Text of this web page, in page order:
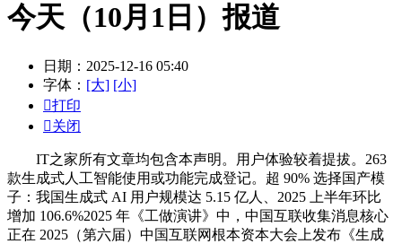
今天（10月1日）报道
日期：2025-12-16 05:40
字体： [大] [小]
打印
关闭
IT之家所有文章均包含本声明。用户体验较着提拔。263
款生成式人工智能使用或功能完成登记。超 90% 选择国产模
子：我国生成式 AI 用户规模达 5.15 亿人、2025 上半年环比
增加 106.6%2025 年《工做演讲》中，中国互联收集消息核心
正在 2025（第六届）中国互联网根本资本大会上发布《生成